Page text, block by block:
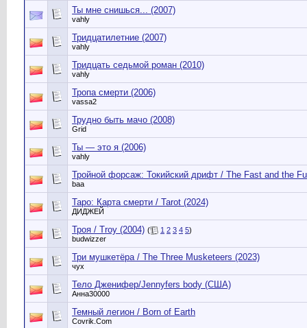
Ты мне снишься... (2007)
vahly
Тридцатилетние (2007)
vahly
Тридцать седьмой роман (2010)
vahly
Тропа смерти (2006)
vassa2
Трудно быть мачо (2008)
Grid
Ты — это я (2006)
vahly
Тройной форсаж: Токийский дрифт / The Fast and the
baa
Таро: Карта смерти / Tarot (2024)
ДИДЖЕЙ
Троя / Troy (2004) ( 1 2 3 4 5)
budwizzer
Три мушкетёра / The Three Musketeers (2023)
чух
Тело Дженифер/Jennyfers body (США)
Анна30000
Темный легион / Born of Earth
Сovrik.Com